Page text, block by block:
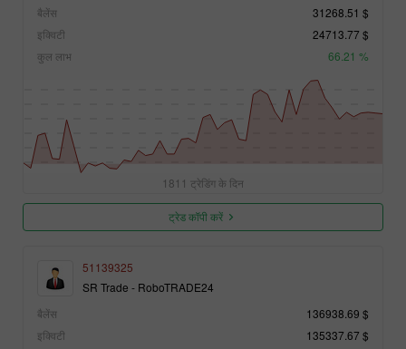
बैलेंस
31268.51 $
इक्विटी
24713.77 $
कुल लाभ
66.21 %
1811 ट्रेडिंग के दिन
ट्रेड कॉपी करें
51139325
SR Trade - RoboTRADE24
बैलेंस
136938.69 $
इक्विटी
135337.67 $